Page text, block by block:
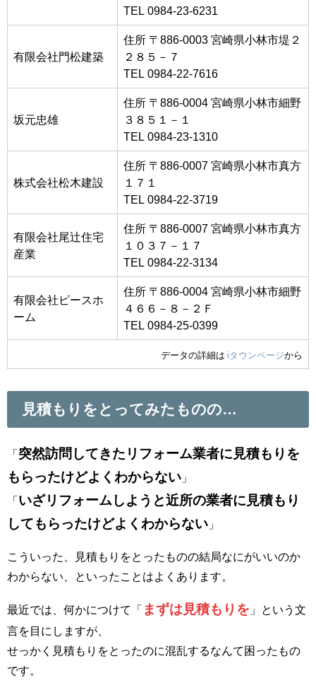
TEL 0984-23-6231
有限会社門松建築
住所 〒886-0003 宮崎県小林市堤２
２８５－７
TEL 0984-22-7616
坂元忠雄
住所 〒886-0004 宮崎県小林市細野
３８５１－１
TEL 0984-23-1310
株式会社松木建設
住所 〒886-0007 宮崎県小林市真方
１７１
TEL 0984-22-3719
有限会社尾辻住宅
産業
住所 〒886-0007 宮崎県小林市真方
１０３７－１７
TEL 0984-22-3134
有限会社ピースホ
ーム
住所 〒886-0004 宮崎県小林市細野
４６６－８－２Ｆ
TEL 0984-25-0399
データの詳細は iタウンページから
見積もりをとってみたものの…
「 突然訪問してきたリフォーム業者に見積もりを
もらったけどよくわからない 」
「 いざリフォームしようと近所の業者に見積もり
してもらったけどよくわからない 」
こういった、見積もりをとったものの結局なにがいいのか
わからない、といったことはよくあります。
最近では、何かにつけて「 まずは見積もりを 」という文
言を目にしますが、
せっかく見積もりをとったのに混乱するなんて困ったもの
です。